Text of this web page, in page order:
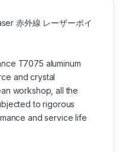
赤外線 レーザーポイ
T7075 aluminum
and crystal
workshop, all the
to rigorous
and service life